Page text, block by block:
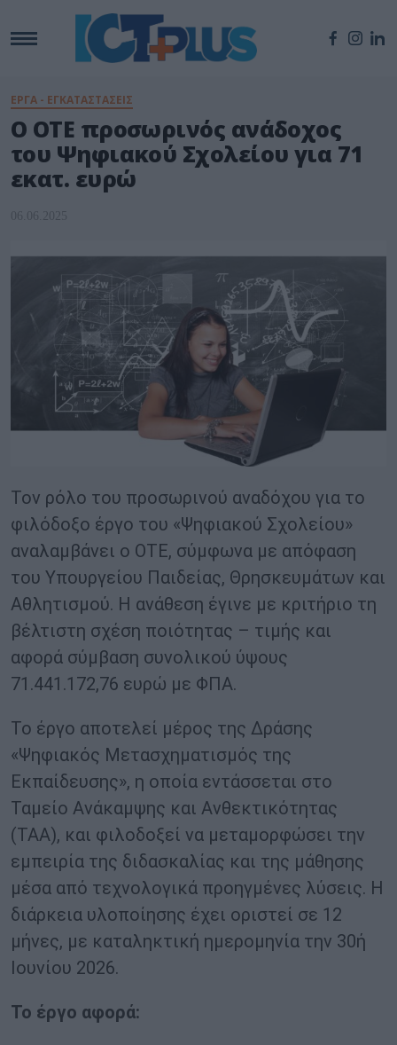
ΕΡΓΑ - ΕΓΚΑΤΑΣΤΑΣΕΙΣ
Ο ΟΤΕ προσωρινός ανάδοχος
του Ψηφιακού Σχολείου για 71
εκατ. ευρώ
06.06.2025
Τον ρόλο του προσωρινού αναδόχου για το
φιλόδοξο έργο του «Ψηφιακού Σχολείου»
αναλαμβάνει ο ΟΤΕ, σύμφωνα με απόφαση
του Υπουργείου Παιδείας, Θρησκευμάτων και
Αθλητισμού. Η ανάθεση έγινε με κριτήριο τη
βέλτιστη σχέση ποιότητας – τιμής και
αφορά σύμβαση συνολικού ύψους
71.441.172,76 ευρώ με ΦΠΑ.
Το έργο αποτελεί μέρος της Δράσης
«Ψηφιακός Μετασχηματισμός της
Εκπαίδευσης», η οποία εντάσσεται στο
Ταμείο Ανάκαμψης και Ανθεκτικότητας
(ΤΑΑ), και φιλοδοξεί να μεταμορφώσει την
εμπειρία της διδασκαλίας και της μάθησης
μέσα από τεχνολογικά προηγμένες λύσεις. Η
διάρκεια υλοποίησης έχει οριστεί σε 12
μήνες, με καταληκτική ημερομηνία την 30ή
Ιουνίου 2026.
Το έργο αφορά: